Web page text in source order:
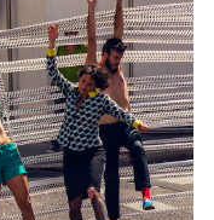
invitée en
de l’expédition
sont remplis de
de récifs
glanées à
coraux.